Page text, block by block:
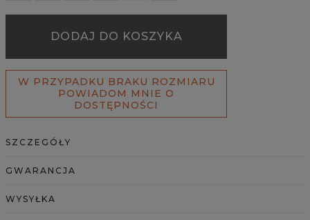
DODAJ DO KOSZYKA
W PRZYPADKU BRAKU ROZMIARU
POWIADOM MNIE O
DOSTĘPNOŚCI
SZCZEGÓŁY
GWARANCJA
WYSYŁKA